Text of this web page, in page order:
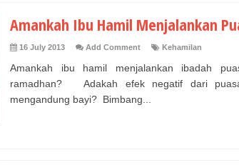
Amankah Ibu Hamil Menjalankan
16 July 2013 Add Comment Kehamilan
Amankah ibu hamil menjalankan ibadah
ramadhan? Adakah efek negatif dari
mengandung bayi? Bimbang...